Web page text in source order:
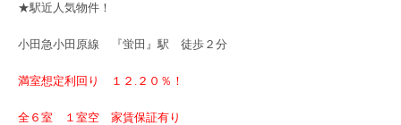
★駅近人気物件！
小田急小田原線 『蛍田』駅 徒歩２分
満室想定利回り １２.２０％！
全６室 １室空 家賃保証有り